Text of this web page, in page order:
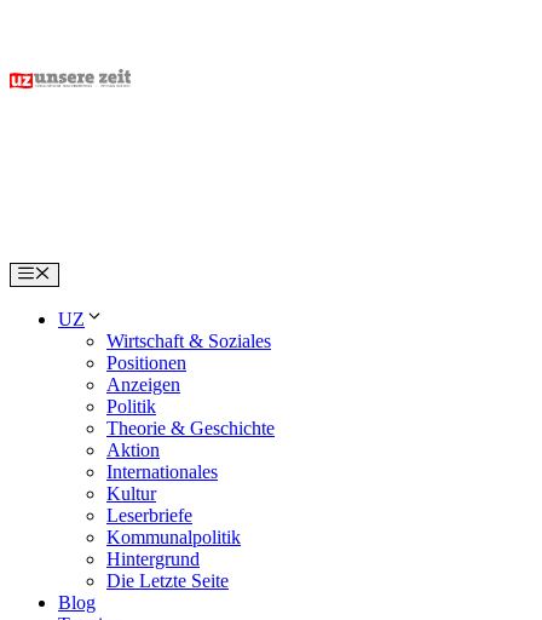
content
Menu
UZ
Wirtschaft & Soziales
Positionen
Anzeigen
Politik
Theorie & Geschichte
Aktion
Internationales
Kultur
Leserbriefe
Kommunalpolitik
Hintergrund
Die Letzte Seite
Blog